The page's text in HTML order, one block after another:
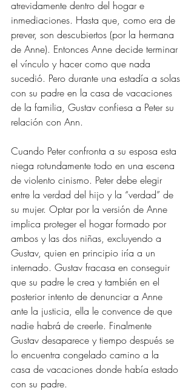
atrevidamente dentro del hogar e
inmediaciones. Hasta que, como era de
prever, son descubiertos (por la hermana
de Anne). Entonces Anne decide terminar
el vínculo y hacer como que nada
sucedió. Pero durante una estadía a solas
con su padre en la casa de vacaciones
de la familia, Gustav confiesa a Peter su
relación con Ann.
Cuando Peter confronta a su esposa esta
niega rotundamente todo en una escena
de violento cinismo. Peter debe elegir
entre la verdad del hijo y la “verdad” de
su mujer. Optar por la versión de Anne
implica proteger el hogar formado por
ambos y las dos niñas, excluyendo a
Gustav, quien en principio iría a un
internado. Gustav fracasa en conseguir
que su padre le crea y también en el
posterior intento de denunciar a Anne
ante la justicia, ella le convence de que
nadie habrá de creerle. Finalmente
Gustav desaparece y tiempo después se
lo encuentra congelado camino a la
casa de vacaciones donde había estado
con su padre.